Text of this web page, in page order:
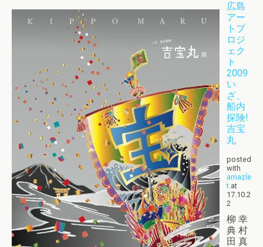
広島
アー
トプ
ロジ
ェク
ト
2009
い
ざ、
船内
探険!
吉宝
丸
posted
with
amazle
t at
17.10.2
2
柳 幸
典 村
田 真